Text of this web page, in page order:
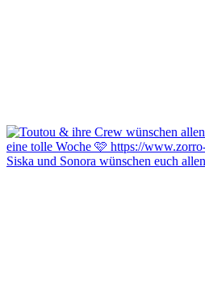
Siska und Sonora wünschen euch